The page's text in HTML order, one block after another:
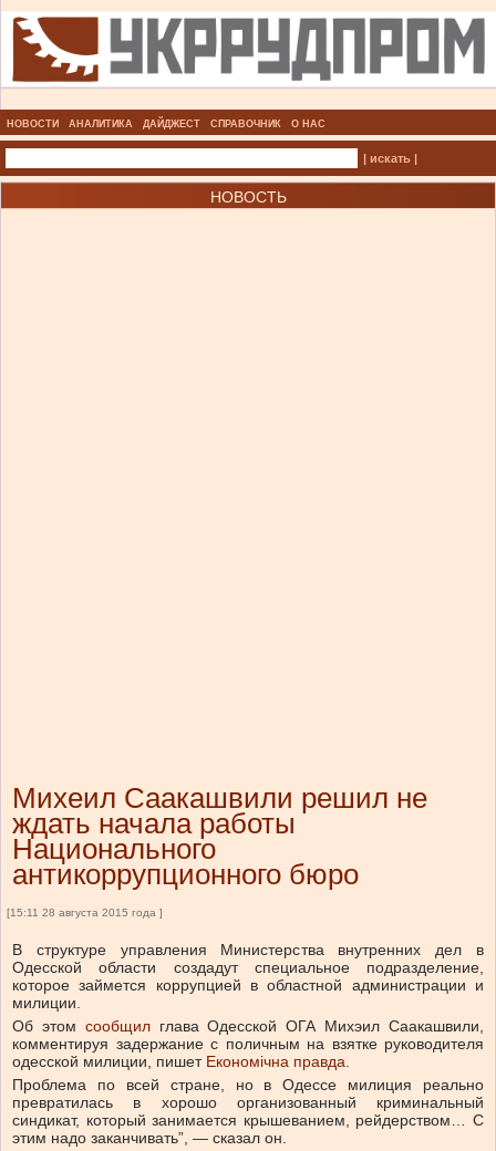
НОВОСТИ АНАЛИТИКА ДАЙДЖЕСТ СПРАВОЧНИК О НАС
| искать |
НОВОСТЬ
Михеил Саакашвили решил не
ждать начала работы
Национального
антикоррупционного бюро
[15:11 28 августа 2015 года ]
В структуре управления Министерства внутренних дел в
Одесской области создадут специальное подразделение,
которое займется коррупцией в областной администрации и
милиции.
Об этом сообщилглава Одесской ОГА Михэил Саакашвили,
комментируя задержание с поличным на взятке руководителя
одесской милиции, пишет Економічна правда.
Проблема по всей стране, но в Одессе милиция реально
превратилась в хорошо организованный криминальный
синдикат, который занимается крышеванием, рейдерством… С
этим надо заканчивать”, — сказал он.